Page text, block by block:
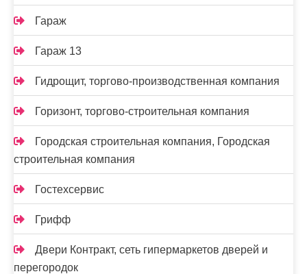
Гараж
Гараж 13
Гидрощит, торгово-производственная компания
Горизонт, торгово-строительная компания
Городская строительная компания, Городская
строительная компания
Гостехсервис
Грифф
Двери Контракт, сеть гипермаркетов дверей и
перегородок